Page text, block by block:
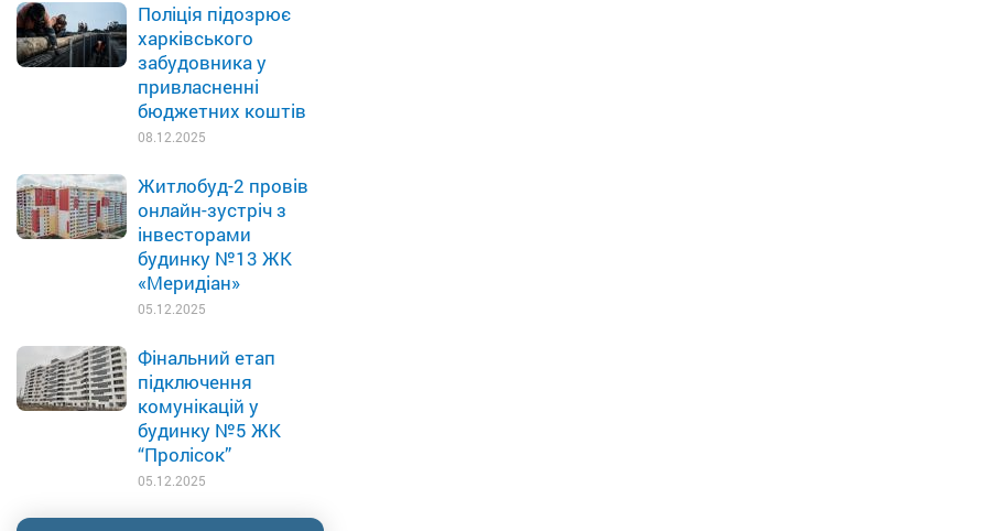
Поліція підозрює
харківського
забудовника у
привласненні
бюджетних коштів
08.12.2025
Житлобуд-2 провів
онлайн-зустріч з
інвесторами
будинку №13 ЖК
«Меридіан»
05.12.2025
Фінальний етап
підключення
комунікацій у
будинку №5 ЖК
“Пролісок”
05.12.2025